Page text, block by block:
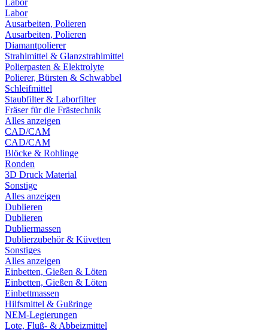
Labor
Labor
Ausarbeiten, Polieren
Ausarbeiten, Polieren
Diamantpolierer
Strahlmittel & Glanzstrahlmittel
Polierpasten & Elektrolyte
Polierer, Bürsten & Schwabbel
Schleifmittel
Staubfilter & Laborfilter
Fräser für die Frästechnik
Alles anzeigen
CAD/CAM
CAD/CAM
Blöcke & Rohlinge
Ronden
3D Druck Material
Sonstige
Alles anzeigen
Dublieren
Dublieren
Dubliermassen
Dublierzubehör & Küvetten
Sonstiges
Alles anzeigen
Einbetten, Gießen & Löten
Einbetten, Gießen & Löten
Einbettmassen
Hilfsmittel & Gußringe
NEM-Legierungen
Lote, Fluß- & Abbeizmittel